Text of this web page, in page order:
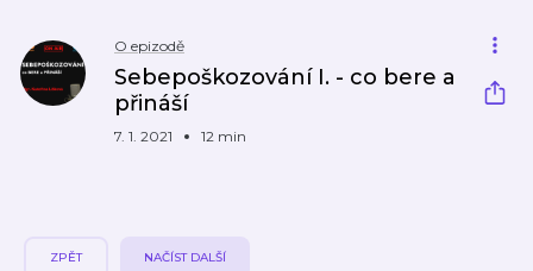
O epizodě
Sebepoškozování I. - co bere a
přináší
7. 1. 2021 12 min
ZPĚT NAČÍST DALŠÍ